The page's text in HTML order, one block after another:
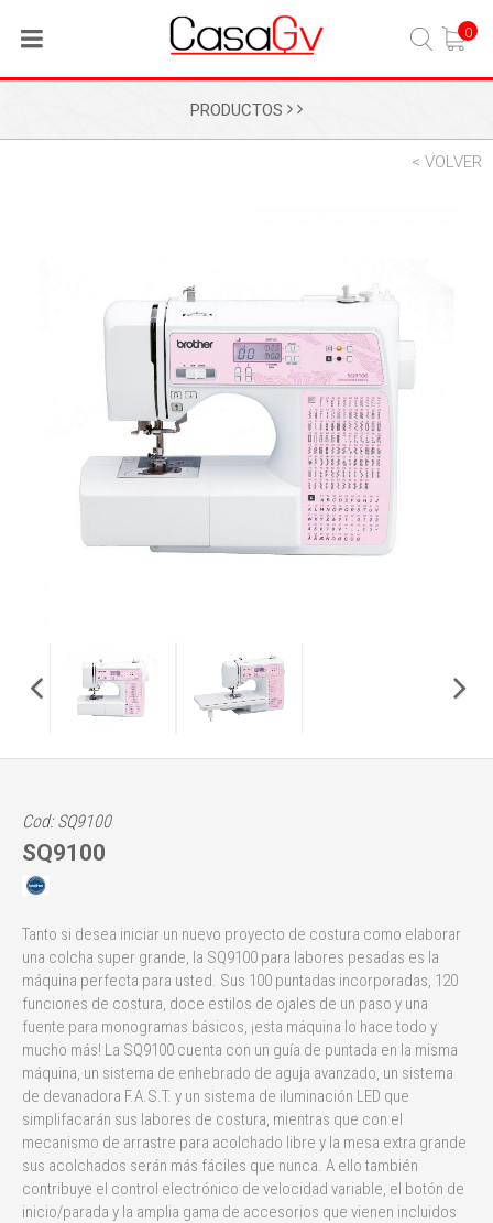
0
PRODUCTOS
< VOLVER
Cod: SQ9100
SQ9100
Tanto si desea iniciar un nuevo proyecto de costura como elaborar
una colcha super grande, la SQ9100 para labores pesadas es la
máquina perfecta para usted. Sus 100 puntadas incorporadas, 120
funciones de costura, doce estilos de ojales de un paso y una
fuente para monogramas básicos, ¡esta máquina lo hace todo y
mucho más! La SQ9100 cuenta con un guía de puntada en la misma
máquina, un sistema de enhebrado de aguja avanzado, un sistema
de devanadora F.A.S.T. y un sistema de iluminación LED que
simplifacarán sus labores de costura, mientras que con el
mecanismo de arrastre para acolchado libre y la mesa extra grande
sus acolchados serán más fáciles que nunca. A ello también
contribuye el control electrónico de velocidad variable, el botón de
inicio/parada y la amplia gama de accesorios que vienen incluidos